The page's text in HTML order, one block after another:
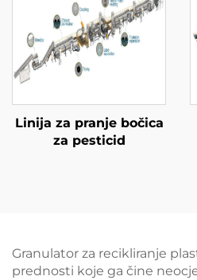
Linija za pranje bočica
za pesticid
Granulator za recikliranje
prednosti koje ga čine